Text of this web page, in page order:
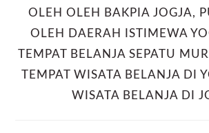
OLEH OLEH BAKPIA JOGJA,
OLEH DAERAH ISTIMEWA
TEMPAT BELANJA SEPATU
TEMPAT WISATA BELANJA DI
WISATA BELANJA DI